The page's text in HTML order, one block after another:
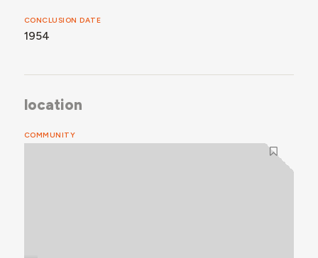
CONCLUSION DATE
1954
location
COMMUNITY